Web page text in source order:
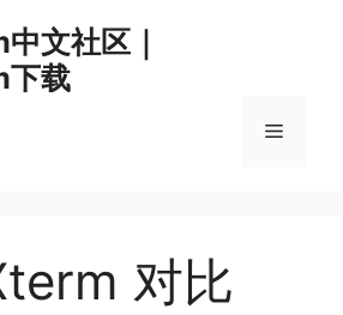
文社区｜
载
菜
对比